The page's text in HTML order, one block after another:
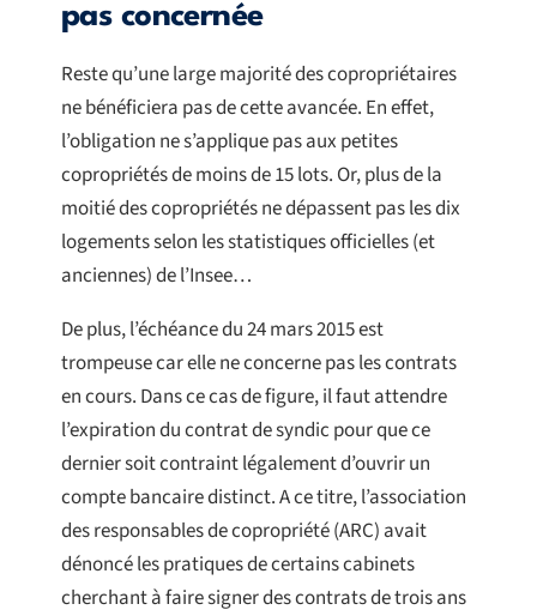
pas concernée
Reste qu’une large majorité des copropriétaires
ne bénéficiera pas de cette avancée. En effet,
l’obligation ne s’applique pas aux petites
copropriétés de moins de 15 lots. Or, plus de la
moitié des copropriétés ne dépassent pas les dix
logements selon les statistiques officielles (et
anciennes) de l’Insee…
De plus, l’échéance du 24 mars 2015 est
trompeuse car elle ne concerne pas les contrats
en cours. Dans ce cas de figure, il faut attendre
l’expiration du contrat de syndic pour que ce
dernier soit contraint légalement d’ouvrir un
compte bancaire distinct. A ce titre, l’association
des responsables de copropriété (ARC) avait
dénoncé les pratiques de certains cabinets
cherchant à faire signer des contrats de trois ans